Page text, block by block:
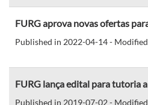
FURG aprova novas ofertas
Published in 2022-04-14 -
FURG lança edital para tutoria
Published in 2019-07-02 -